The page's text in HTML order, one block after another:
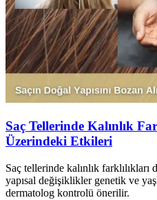
Saç Tellerinde Kalınlık
Üzerindeki Etkileri
Saç tellerinde kalınlık
yapısal değişiklikler genetik ve
dermatolog kontrolü önerilir.